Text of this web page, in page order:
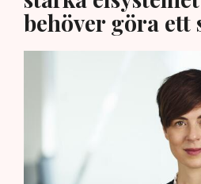
behöver göra ett